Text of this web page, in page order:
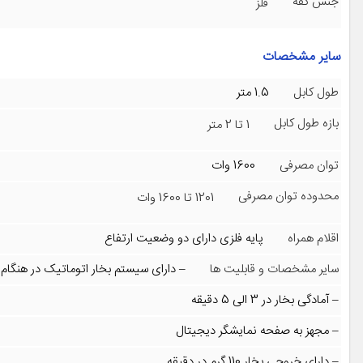
سایر مشخصات
طول کابل
1.5 متر
بازه طول کابل
1 تا 2 متر
توان مصرفی
1600 وات
محدوده توان مصرفی
1201 تا 1600 وات
اقلام همراه
پایه فلزی دارای دو وضعیت ارتفاع
سایر مشخصات و قابلیت ها
– دارای سیستم بخار اتوماتیک در
– آمادگی بخار در 3 الی 5 دقیقه
– مجهز به صفحه نمایشگر دیجیتال